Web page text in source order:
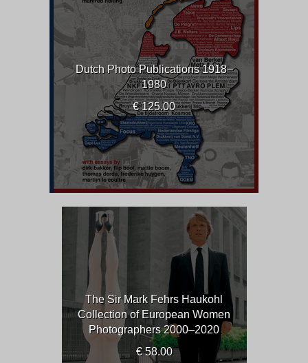
Dutch Photo Publications 1918–
1980
€ 125.00
The Sir Mark Fehrs Haukohl
Collection of European Women
Photographers 2000–2020
€ 58.00